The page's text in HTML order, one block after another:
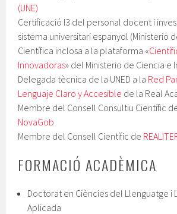
(UNE)
Certificació I3 del personal docent i
sistema universitari espanyol (Ministerio
Científica inclosa a la plataforma «
Innovadoras» del Ministerio de Ciencia e
Delegada tècnica de la UNED a la Red
Lenguaje Claro y Accesible de la Real
Membre del Consell Consultiu Científic
NovaGob
Membre del Consell Científic de
FORMACIÓ ACADÈMICA
Doctorat en Ciències del Llenguatge i
Aplicada